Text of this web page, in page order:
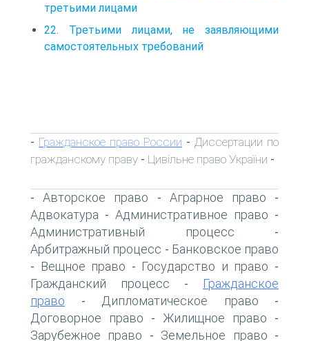
третьими лицами
22. Третьими лицами, не заявляющими
самостоятельных требований
- Гражданское право России - Диссертации по
гражданскому праву - Цивільне право України -
-Авторское право - Аграрное право -
Адвокатура - Административное право -
Административный процесс -
Арбитражный процесс - Банковское право
- Вещное право - Государство и право -
Гражданский процесс -
Гражданское
право - Дипломатическое право -
Договорное право - Жилищное право -
Зарубежное право - Земельное право -